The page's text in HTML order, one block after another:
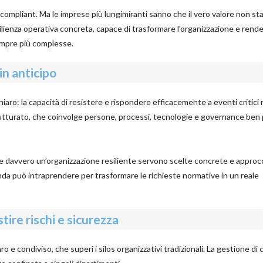
Ma le imprese più lungimiranti sanno che il vero valore non
operativa concreta, capace di trasformare l’organizzazione e
più complesse.
anticipo
la capacità di resistere e rispondere efficacemente a eventi critici
che coinvolge persone, processi, tecnologie e governance ben
un’organizzazione resiliente servono scelte concrete e
può intraprendere per trasformare le richieste normative in un reale
rischi e sicurezza
e condiviso, che superi i silos organizzativi tradizionali. La gestione di